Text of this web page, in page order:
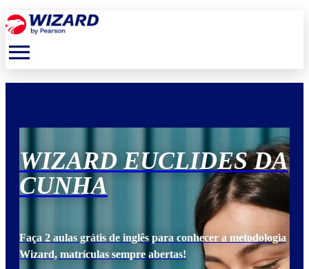
menu
WIZARD EUCLIDES DA
CUNHA
Faça 2 aulas grátis de inglês para conhecer a metodologia
Wizard, matrículas sempre abertas!